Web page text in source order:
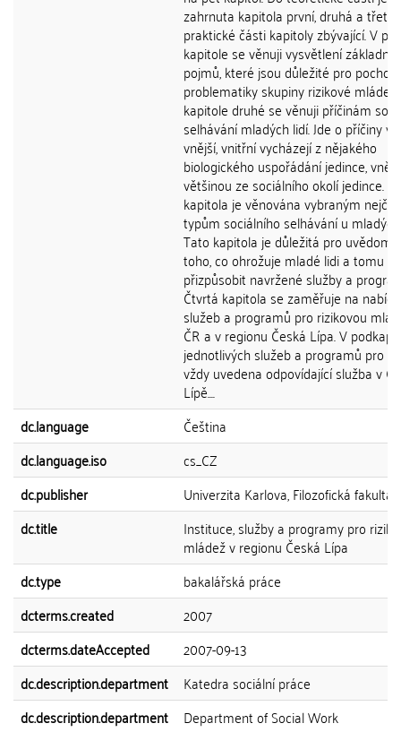
zahrnuta kapitola první, druhá a třetí,
praktické části kapitoly zbývající. V
kapitole se věnuji vysvětlení
pojmů, které jsou důležité pro
problematiky skupiny rizikové
kapitole druhé se věnuji příčinám
selhávání mladých lidí. Jde o příčiny
vnější, vnitřní vycházejí z nějakého
biologického uspořádání jedince,
většinou ze sociálního okolí jedince.
kapitola je věnována vybraným
typům sociálního selhávání u
Tato kapitola je důležitá pro
toho, co ohrožuje mladé lidi a tomu
přizpůsobit navržené služby a
Čtvrtá kapitola se zaměřuje na
služeb a programů pro rizikovou
ČR a v regionu Česká Lípa. V
jednotlivých služeb a programů pro
vždy uvedena odpovídající služba v
Lípě....
dc.language
Čeština
dc.language.iso
cs_CZ
dc.publisher
Univerzita Karlova, Filozofická fakulta
dc.title
Instituce, služby a programy pro
mládež v regionu Česká Lípa
dc.type
bakalářská práce
dcterms.created
2007
dcterms.dateAccepted
2007-09-13
dc.description.department
Katedra sociální práce
dc.description.department
Department of Social Work